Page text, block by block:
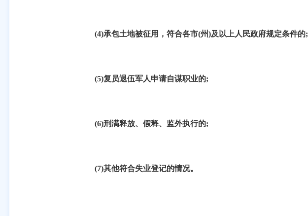
(4)承包土地被征用，符合各市(州)及以上人民政府规定条件的;
(5)复员退伍军人申请自谋职业的;
(6)刑满释放、假释、监外执行的;
(7)其他符合失业登记的情况。